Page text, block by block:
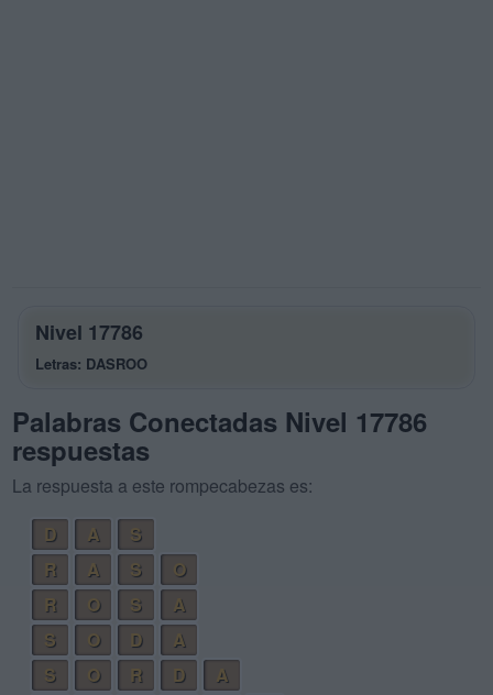
Nivel 17786
Letras: DASROO
Palabras Conectadas Nivel 17786
respuestas
La respuesta a este rompecabezas es:
D
A
S
R
A S
O
R
O S
A
S
O D
A
S
O R D
A